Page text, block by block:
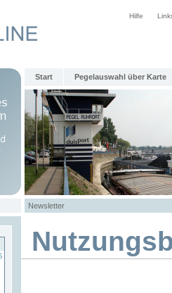
Hilfe
Start Pegelauswahl über Karte
Newsletter